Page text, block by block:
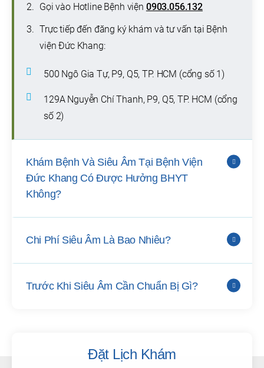
Gọi vào Hotline Bệnh viện 0903.056.132
Trực tiếp đến đăng ký khám và tư vấn tại Bệnh
viện Đức Khang:
500 Ngô Gia Tự, P9, Q5, TP. HCM (cổng số 1)
129A Nguyễn Chí Thanh, P9, Q5, TP. HCM (cổng
số 2)
Khám Bệnh Và Siêu Âm Tại Bệnh Viện
Đức Khang Có Được Hưởng BHYT
Không?
Chi Phí Siêu Âm Là Bao Nhiêu?
Trước Khi Siêu Âm Cần Chuẩn Bị Gì?
Đặt Lịch Khám